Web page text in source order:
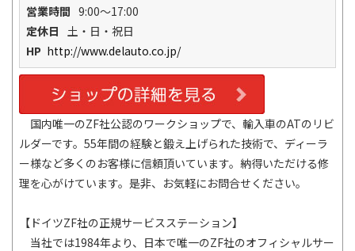
国内唯一のZF社公認のワークショップで、輸入車のATのリビ
ルダーです。55年間の経験と鍛え上げられた技術で、ディーラ
ー様など多くのお客様に信頼頂いています。納得いただける修
理を心がけています。是非、お気軽にお問合せください。
【ドイツZF社の正規サービスステーション】
当社では1984年より、日本で唯一のZF社のオフィシャルサー
営業時間 9:00～17:00
定休日 土・日・祝日
HP http://www.delauto.co.jp/